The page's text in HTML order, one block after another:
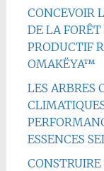
CONCEVOIR
DE LA
PRODUCTIF
OMAKËYA™
LES ARBRES
ESSENCES